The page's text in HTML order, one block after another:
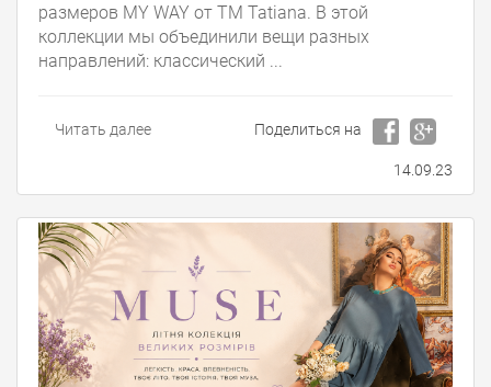
размеров MY WAY от ТМ Tatiana. В этой
коллекции мы объединили вещи разных
направлений: классический ...
Читать далее Поделиться на
14.09.23